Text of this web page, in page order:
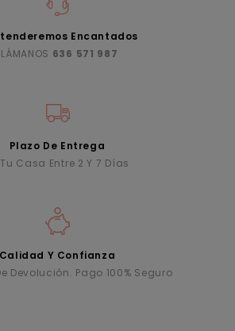
Encantados
636 571 987
Plazo De Entrega
Tu Casa Entre 2 Y 7 Días
Calidad Y Confianza
Devolución. Pago 100% Seguro